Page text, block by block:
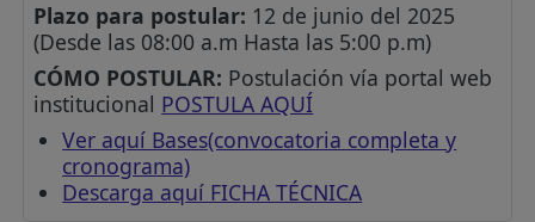
Plazo para postular: 12 de junio del 2025
(Desde las 08:00 a.m Hasta las 5:00 p.m)
CÓMO POSTULAR: Postulación vía portal web
institucional POSTULA AQUÍ
Ver aquí Bases(convocatoria completa y
cronograma)
Descarga aquí FICHA TÉCNICA